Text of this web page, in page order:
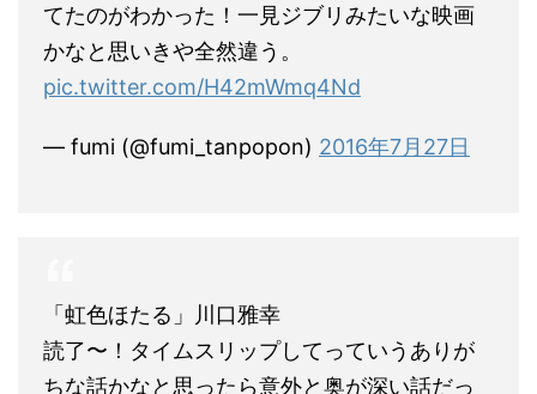
てたのがわかった！一見ジブリみたいな映画
かなと思いきや全然違う。
pic.twitter.com/H42mWmq4Nd
— fumi (@fumi_tanpopon) 2016年7月27日
「虹色ほたる」川口雅幸
読了〜！タイムスリップしてっていうありが
ちな話かなと思ったら意外と奥が深い話だっ